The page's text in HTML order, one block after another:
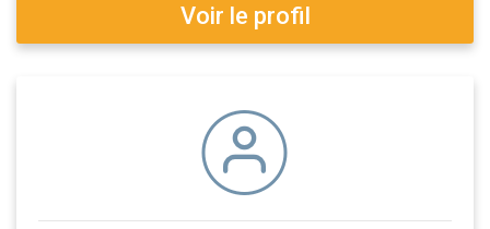
Voir le profil